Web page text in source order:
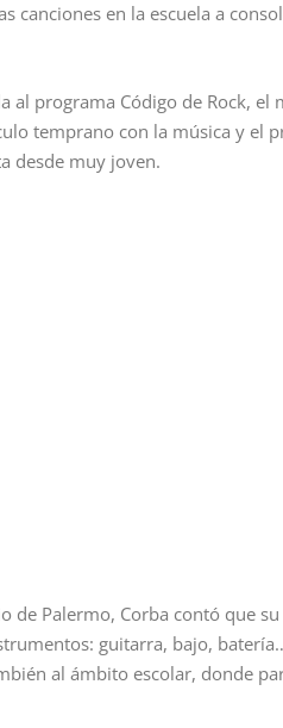
canciones en la escuela a
al programa Código de Rock, el
temprano con la música y el
desde muy joven.
de Palermo, Corba contó que
guitarra, bajo,
al ámbito escolar, donde